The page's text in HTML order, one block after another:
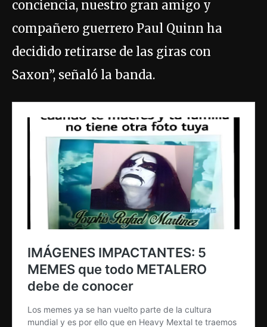
conciencia, nuestro gran amigo y
compañero guerrero Paul Quinn ha
decidido retirarse de las giras con
Saxon”, señaló la banda.